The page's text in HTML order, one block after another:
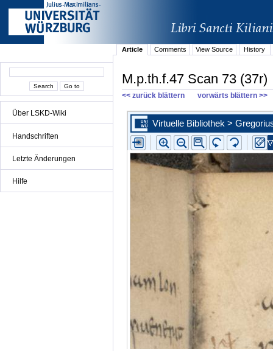
Über LSKD-Wiki
Handschriften
Letzte Änderungen
Hilfe
Article Comments View Source History
M.p.th.f.47 Scan 73 (37r)
<< zurück blättern vorwärts blättern >>